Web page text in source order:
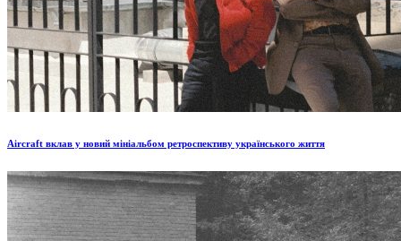
Aircraft вклав у новий мініальбом ретроспективу українського життя